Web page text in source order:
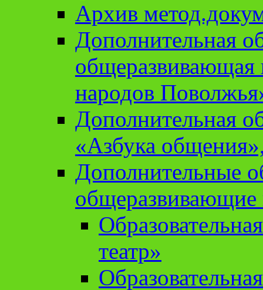
Архив
Дополнительная
народов
Дополнительная
«Азбука
Дополнительные
театр»